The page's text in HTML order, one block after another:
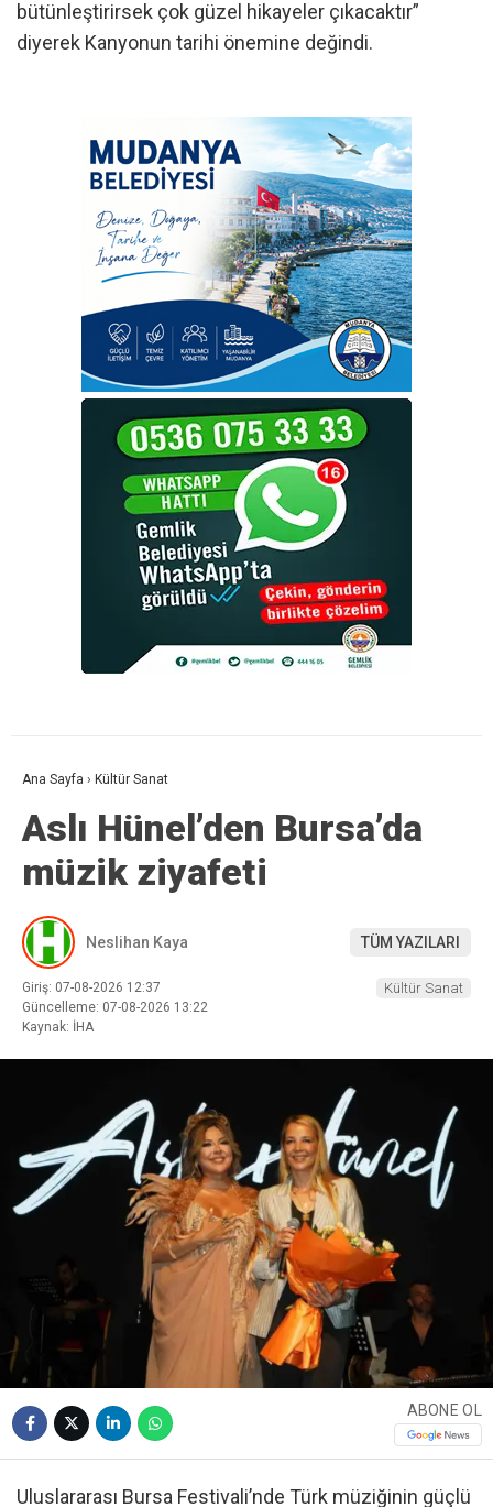
bütünleştirirsek çok güzel hikayeler çıkacaktır”
diyerek Kanyonun tarihi önemine değindi.
Ana Sayfa › Kültür Sanat
Aslı Hünel’den Bursa’da
müzik ziyafeti
Neslihan Kaya TÜM YAZILARI
Giriş: 07-08-2026 12:37
Güncelleme: 07-08-2026 13:22
Kaynak: İHA
Kültür Sanat
ABONE OL
Uluslararası Bursa Festivali’nde Türk müziğinin güçlü